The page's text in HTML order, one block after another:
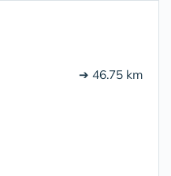
➔ 46.75 km